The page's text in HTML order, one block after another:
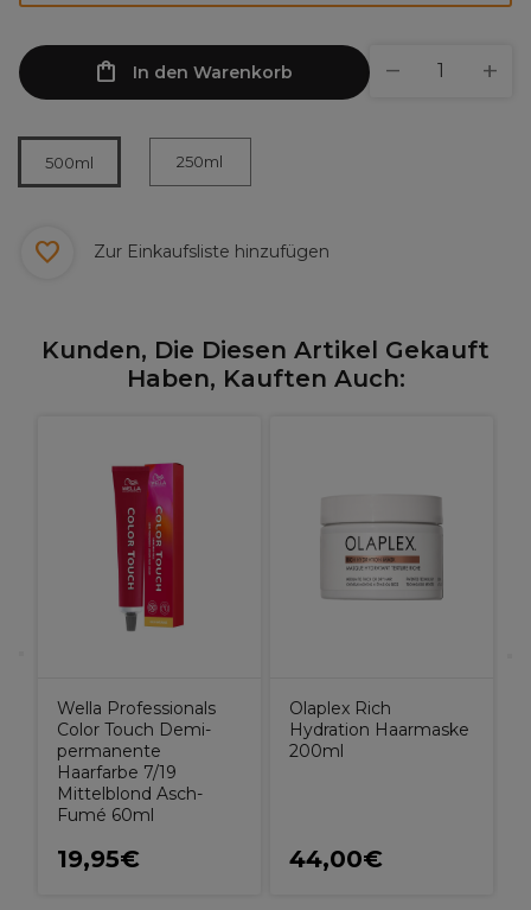
In den Warenkorb
500ml 250ml
Zur Einkaufsliste hinzufügen
Kunden, Die Diesen Artikel Gekauft
Haben, Kauften Auch:
Wella Professionals
Color Touch Demi-
permanente
Haarfarbe 7/19
Mittelblond Asch-
Fumé 60ml
19,95€
Olaplex Rich
Hydration Haarmaske
200ml
44,00€